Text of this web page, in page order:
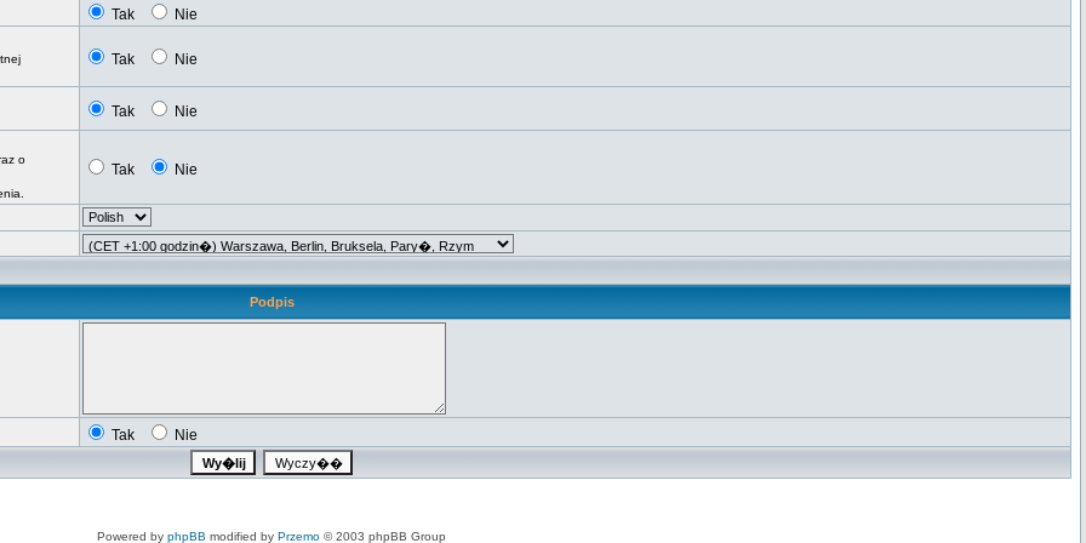
Tak Nie
Tak Nie
Tak Nie
o
Tak Nie
Podpis
Tak Nie
Powered by phpBB modified by Przemo © 2003 phpBB Group